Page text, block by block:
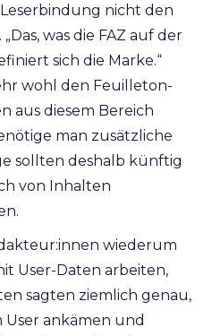
nicht den
was die FAZ auf der
sich die Marke.“
wohl den Feuilleton-
aus diesem Bereich
man zusätzliche
sollten deshalb künftig
von Inhalten
wiederum
User-Daten arbeiten,
sagten ziemlich genau,
ankämen und